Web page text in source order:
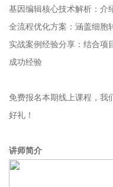
基因编辑核心技术解析：介
全流程优化方案：涵盖细胞
实战案例经验分享：结合项
成功经验
免费报名本期线上课程，我
好礼！
讲师简介